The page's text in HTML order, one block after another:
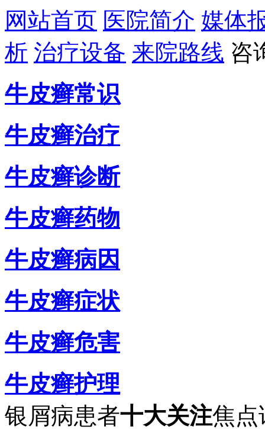
网站首页 医院简介 媒体
析 治疗设备 来院路线 咨
牛皮癣常识
牛皮癣治疗
牛皮癣诊断
牛皮癣药物
牛皮癣病因
牛皮癣症状
牛皮癣危害
牛皮癣护理
银屑病患者十大关注焦点